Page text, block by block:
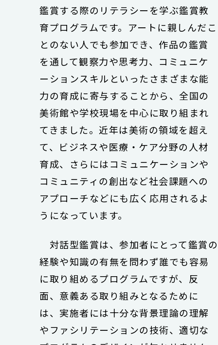
鑑賞する際のリテラシーを学ぶ鑑賞教
育プログラムです。アートに親しんだこ
とのない人でも参加でき、作品の鑑賞
を通して観察力や思考力、コミュニケ
ーションスキルといったさまざまな能
力の育成に寄与することから、全国の
美術館や学校現場を中心に取り組まれ
てきました。近年は美術の領域を超え
て、ビジネスや医療・ケア分野の人材
育成、さらにはコミュニケーションや
コミュニティの創出など社会課題への
アプローチなどにも広く応用されるよ
うになっています。
対話型鑑賞は、参加者にとって鑑賞の
経験や知識の有無を問わず誰でも容易
に取り組めるプログラムですが、反
面、意義ある取り組みとなるために
は、実施者には十分な背景理論の理解
やファシリテーションの技術、適切な